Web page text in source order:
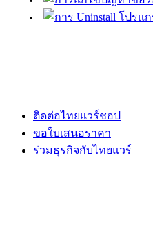
ติดต่อไทยแวร์ชอป
ขอใบเสนอราคา
ร่วมธุรกิจกับไทยแวร์